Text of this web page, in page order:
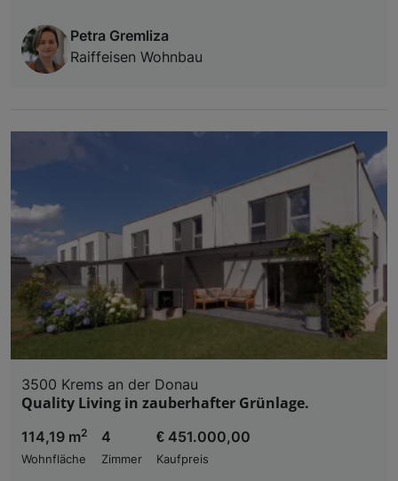
Petra Gremliza
Raiffeisen Wohnbau
3500 Krems an der Donau
Quality Living in zauberhafter Grünlage.
114,19 m2
Wohnfläche
4
Zimmer
€ 451.000,00
Kaufpreis